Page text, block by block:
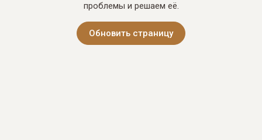
проблемы и решаем её.
Обновить страницу